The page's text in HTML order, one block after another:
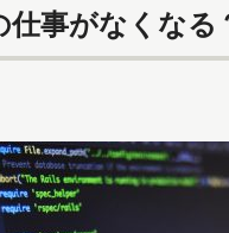
仕事がなくなる